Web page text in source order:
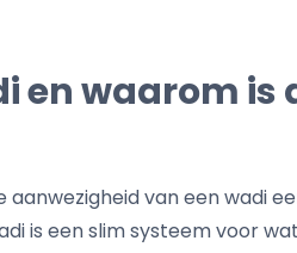
en waarom is
aanwezigheid van een wadi
is een slim systeem voor